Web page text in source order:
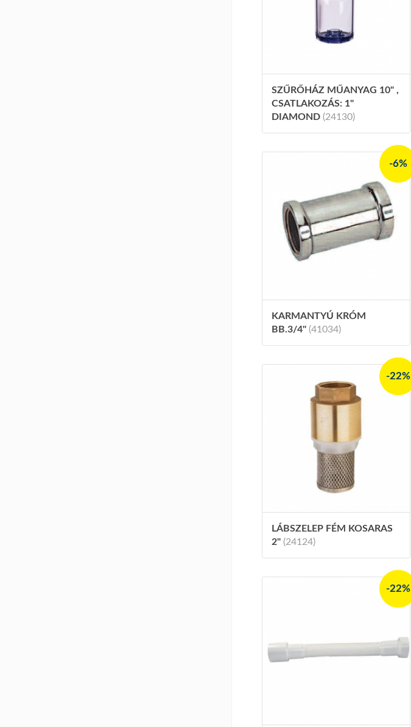
SZŰRŐHÁZ MŰANYAG 10" ,
CSATLAKOZÁS: 1"
DIAMOND (24130)
-6%
KARMANTYÚ KRÓM
BB.3/4" (41034)
-22%
LÁBSZELEP FÉM KOSARAS
2" (24124)
-22%